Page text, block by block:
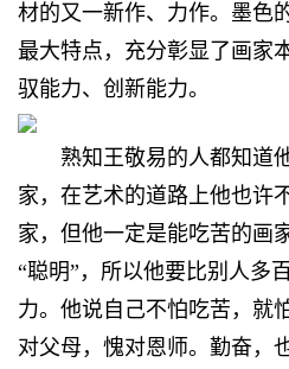
材的又一新作、力作。墨色
最大特点，充分彰显了画家
驭能力、创新能力。
熟知王敬易的人都知道
家，在艺术的道路上他也许
家，但他一定是能吃苦的画
“聪明”，所以他要比别人多
力。他说自己不怕吃苦，就
对父母，愧对恩师。勤奋，